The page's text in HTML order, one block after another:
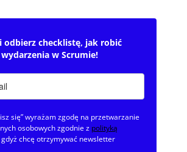
odbierz checklistę, jak robić
w Scrumie!
się” wyrażam zgodę na przetwarzanie
osobowych zgodnie z polityką
gdyż chcę otrzymywać newsletter